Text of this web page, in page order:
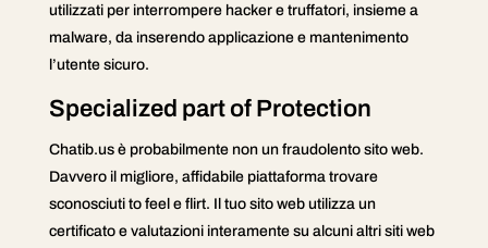
utilizzati per interrompere hacker e truffatori, insieme a
malware, da inserendo applicazione e mantenimento
l’utente sicuro.
Specialized part of Protection
Chatib.us è probabilmente non un fraudolento sito web.
Davvero il migliore, affidabile piattaforma trovare
sconosciuti to feel e flirt. Il tuo sito web utilizza un
certificato e valutazioni interamente su alcuni altri siti web